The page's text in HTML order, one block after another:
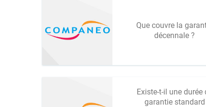
Que couvre la
décennale ?
Existe-t-il une durée
garantie standard